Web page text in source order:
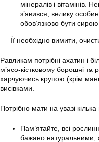
мінералів і вітамінів.
з’явився, велику
обов’язково бути
Її необхідно вимити,
Равликам потрібні ахатин і
м’ясо-кістковому борошні
харчуючись крупою (крім
висівками.
Потрібно мати на увазі
Пам’ятайте, всі
бажано натуральними,